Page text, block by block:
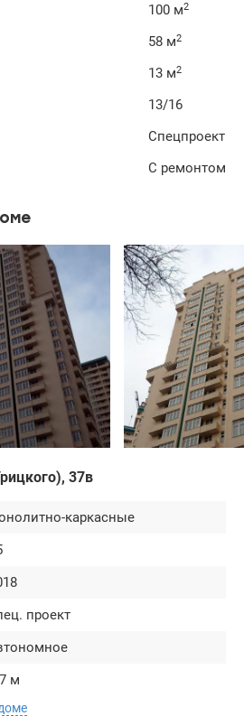
100 м2
58 м2
13 м2
13/16
Спецпроект
С ремонтом
37в
каркасные
проект
м